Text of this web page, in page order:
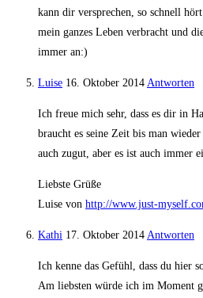
kann dir versprechen, so schnell
mein ganzes Leben verbracht und
immer an:)
Luise 16. Oktober 2014 Antworten
Ich freue mich sehr, dass es dir in
braucht es seine Zeit bis man
auch zugut, aber es ist auch immer
Liebste Grüße
Luise von http://www.just-
Kathi 17. Oktober 2014 Antworten
Ich kenne das Gefühl, dass du hier
Am liebsten würde ich im Moment